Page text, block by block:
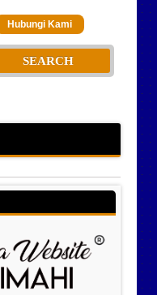
Hubungi Kami
SEARCH